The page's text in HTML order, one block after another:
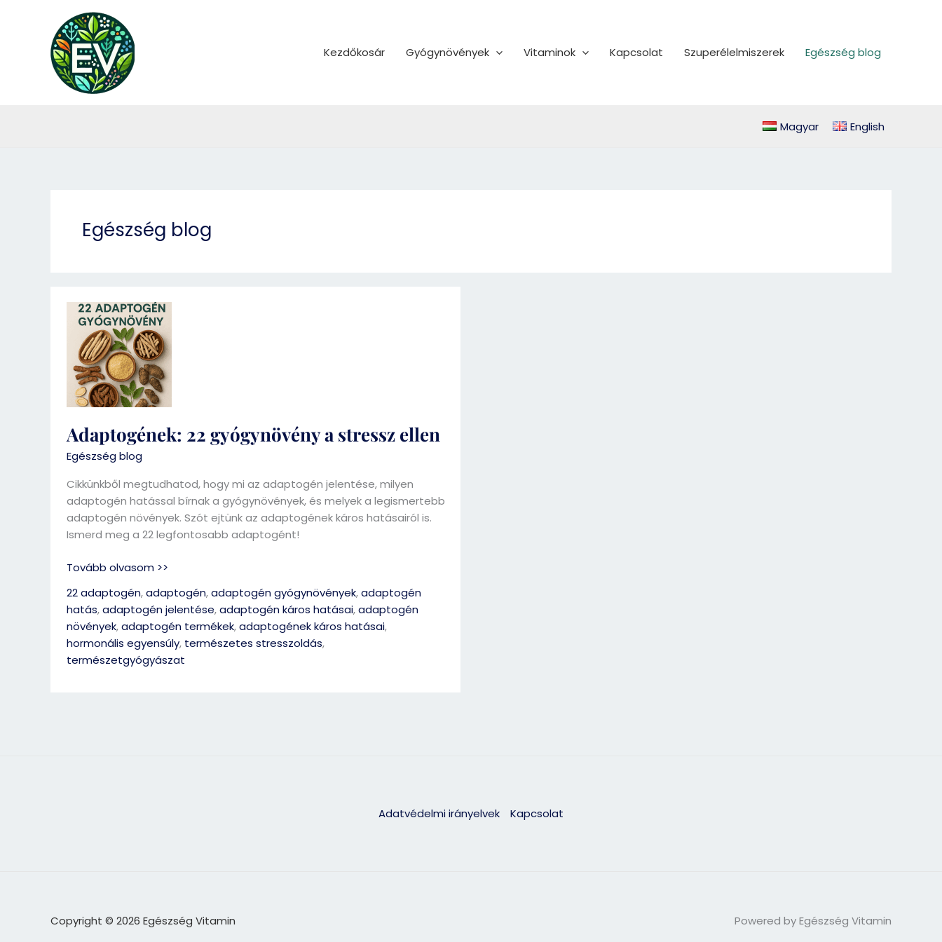
Kezdőkosár Gyógynövények Vitaminok Kapcsolat Szuperélelmiszerek Egészség blog
Magyar English
Egészség blog
Adaptogének: 22 gyógynövény a stressz ellen
Egészség blog
Cikkünkből megtudhatod, hogy mi az adaptogén jelentése, milyen
adaptogén hatással bírnak a gyógynövények, és melyek a legismertebb
adaptogén növények. Szót ejtünk az adaptogének káros hatásairól is.
Ismerd meg a 22 legfontosabb adaptogént!
Adaptogének:
gyógynövény
stressz
ellen
Tovább olvasom >>
22 adaptogén,adaptogén,adaptogén gyógynövények,adaptogén
hatás,adaptogén jelentése,adaptogén káros hatásai,adaptogén
növények,adaptogén termékek,adaptogének káros hatásai,
hormonális egyensúly, természetes stresszoldás,
természetgyógyászat
Adatvédelmi irányelvek Kapcsolat
Copyright © 2026 Egészség Vitamin Powered by Egészség Vitamin